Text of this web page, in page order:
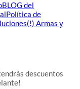
BLOG del
Política de
(!) Armas y
descuentos